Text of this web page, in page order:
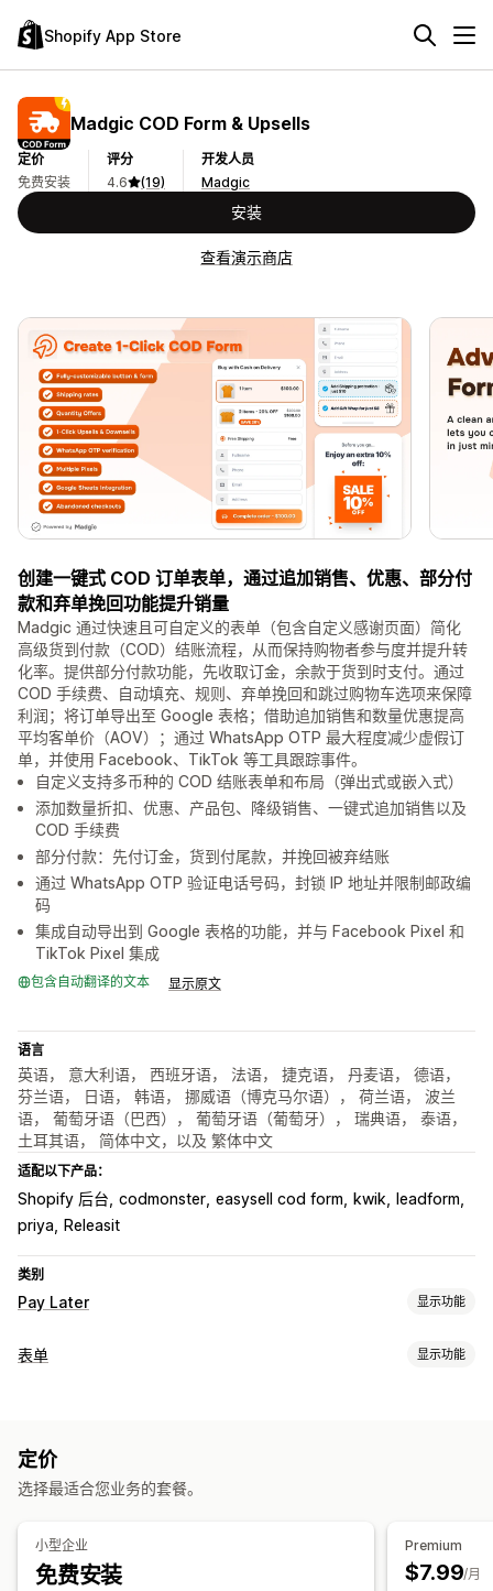
Shopify App Store
Madgic COD Form & Upsells
定价
免费安装
评分
4.6
(19)
开发人员
Madgic
安装
查看演示商店
创建一键式 COD 订单表单，通过追加销售、优惠、部分付
款和弃单挽回功能提升销量
Madgic 通过快速且可自定义的表单（包含自定义感谢页面）简化
高级货到付款（COD）结账流程，从而保持购物者参与度并提升转
化率。提供部分付款功能，先收取订金，余款于货到时支付。通过
COD 手续费、自动填充、规则、弃单挽回和跳过购物车选项来保障
利润；将订单导出至 Google 表格；借助追加销售和数量优惠提高
平均客单价（AOV）；通过 WhatsApp OTP 最大程度减少虚假订
单，并使用 Facebook、TikTok 等工具跟踪事件。
自定义支持多币种的 COD 结账表单和布局（弹出式或嵌入式）
添加数量折扣、优惠、产品包、降级销售、一键式追加销售以及
COD 手续费
部分付款：先付订金，货到付尾款，并挽回被弃结账
通过 WhatsApp OTP 验证电话号码，封锁 IP 地址并限制邮政编
码
集成自动导出到 Google 表格的功能，并与 Facebook Pixel 和
TikTok Pixel 集成
包含自动翻译的文本 显示原文
语言
英语， 意大利语， 西班牙语， 法语， 捷克语， 丹麦语， 德语，
芬兰语， 日语， 韩语， 挪威语（博克马尔语）， 荷兰语， 波兰
语， 葡萄牙语（巴西）， 葡萄牙语（葡萄牙）， 瑞典语， 泰语，
土耳其语， 简体中文，以及 繁体中文
适配以下产品：
Shopify 后台 codmonster easysell cod form kwik
leadform
priya
Releasit
类别
Pay Later 显示功能
货到付款管理
表单自定义
拖放式编辑器 自定义字段
转化和增销
折扣 一键下单 弃购恢复
表单 显示功能
数据管理
电子邮件回复 数据导出
定价
选择最适合您业务的套餐。
小型企业
免费安装
Premium
$7.99/月